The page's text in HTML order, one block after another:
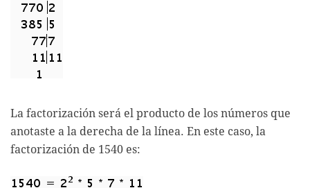
La factorización será el producto de los números que
anotaste a la derecha de la línea. En este caso, la
factorización de 1540 es: